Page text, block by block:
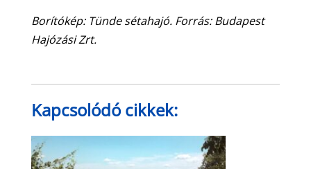
Borítókép: Tünde sétahajó. Forrás: Budapest
Hajózási Zrt.
Kapcsolódó cikkek: